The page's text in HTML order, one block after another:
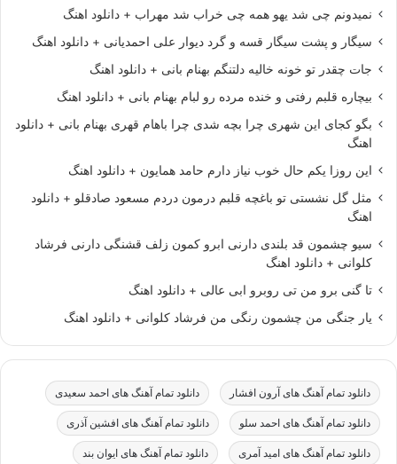
نمیدونم چی شد یهو همه چی خراب شد مهراب + دانلود اهنگ
سیگار و پشت سیگار قسه و گرد دیوار علی احمدیانی + دانلود اهنگ
جات چقدر تو خونه خالیه دلتنگم بهنام بانی + دانلود اهنگ
بیچاره قلبم رفتی و خنده مرده رو لبام بهنام بانی + دانلود اهنگ
بگو کجای این شهری چرا بچه شدی چرا باهام قهری بهنام بانی + دانلود
اهنگ
این روزا یکم حال خوب نیاز دارم حامد همایون + دانلود اهنگ
مثل گل نشستی تو باغچه قلبم درمون دردم مسعود صادقلو + دانلود
اهنگ
سیو چشمون قد بلندی دارنی ابرو کمون زلف قشنگی دارنی فرشاد
کلوانی + دانلود اهنگ
تا گنی برو من تی روبرو ابی عالی + دانلود اهنگ
یار جنگی من چشمون رنگی من فرشاد کلوانی + دانلود اهنگ
دانلود تمام آهنگ های آرون افشار دانلود تمام آهنگ های احمد سعیدی
دانلود تمام آهنگ های احمد سلو دانلود تمام آهنگ های افشین آذری
دانلود تمام آهنگ های امید آمری دانلود تمام آهنگ های ایوان بند